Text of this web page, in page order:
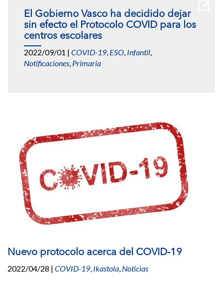
El Gobierno Vasco ha decidido dejar
sin efecto el Protocolo COVID para los
centros escolares
2022/09/01 | COVID-19, ESO, Infantil,
Notificaciones, Primaria
Nuevo protocolo acerca del COVID-19
2022/04/28 | COVID-19, Ikastola, Noticias